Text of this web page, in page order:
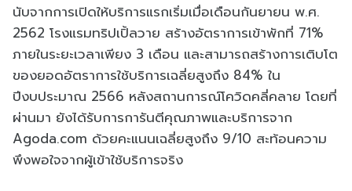
นับจากการเปิดให้บริการแรกเริ่มเมื่อเดือนกันยายน พ.ศ.
2562 โรงแรมทริปเปิ้ลวาย สร้างอัตราการเข้าพักที่ 71%
ภายในระยะเวลาเพียง 3 เดือน และสามารถสร้างการเติบโต
ของยอดอัตราการใช้บริการเฉลี่ยสูงถึง 84% ใน
ปีงบประมาณ 2566 หลังสถานการณ์โควิดคลี่คลาย โดยที่
ผ่านมา ยังได้รับการการันตีคุณภาพและบริการจาก
Agoda.com ด้วยคะแนนเฉลี่ยสูงถึง 9/10 สะท้อนความ
พึงพอใจจากผู้เข้าใช้บริการจริง